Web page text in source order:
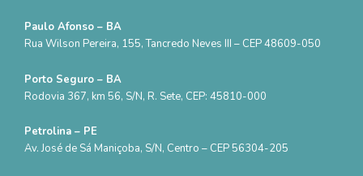
Paulo Afonso – BA
Rua Wilson Pereira, 155, Tancredo Neves III – CEP 48609-050
Porto Seguro – BA
Rodovia 367, km 56, S/N, R. Sete, CEP: 45810-000
Petrolina – PE
Av. José de Sá Maniçoba, S/N, Centro – CEP 56304-205